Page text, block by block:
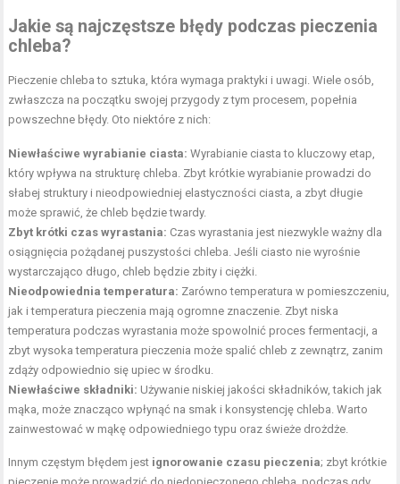
Jakie są najczęstsze błędy podczas pieczenia
chleba?
Pieczenie chleba to sztuka, która wymaga praktyki i uwagi. Wiele osób,
zwłaszcza na początku swojej przygody z tym procesem, popełnia
powszechne błędy. Oto niektóre z nich:
Niewłaściwe wyrabianie ciasta: Wyrabianie ciasta to kluczowy etap,
który wpływa na strukturę chleba. Zbyt krótkie wyrabianie prowadzi do
słabej struktury i nieodpowiedniej elastyczności ciasta, a zbyt długie
może sprawić, że chleb będzie twardy.
Zbyt krótki czas wyrastania: Czas wyrastania jest niezwykle ważny dla
osiągnięcia pożądanej puszystości chleba. Jeśli ciasto nie wyrośnie
wystarczająco długo, chleb będzie zbity i ciężki.
Nieodpowiednia temperatura: Zarówno temperatura w pomieszczeniu,
jak i temperatura pieczenia mają ogromne znaczenie. Zbyt niska
temperatura podczas wyrastania może spowolnić proces fermentacji, a
zbyt wysoka temperatura pieczenia może spalić chleb z zewnątrz, zanim
zdąży odpowiednio się upiec w środku.
Niewłaściwe składniki: Używanie niskiej jakości składników, takich jak
mąka, może znacząco wpłynąć na smak i konsystencję chleba. Warto
zainwestować w mąkę odpowiedniego typu oraz świeże drożdże.
Innym częstym błędem jest ignorowanie czasu pieczenia; zbyt krótkie